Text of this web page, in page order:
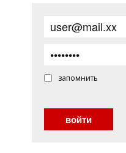
запомнить